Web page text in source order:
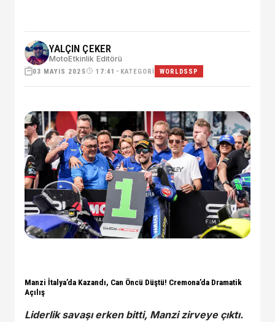
YALÇIN ÇEKER
MotoEtkinlik Editörü
03 MAYIS 2025 17:41 • KATEGORI WORLDSSP
Manzi İtalya’da Kazandı, Can Öncü Düştü! Cremona’da Dramatik
Açılış
Liderlik savaşı erken bitti, Manzi zirveye çıktı.